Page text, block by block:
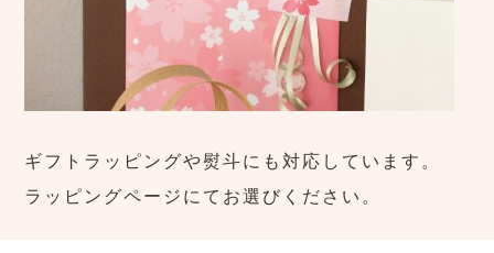
ギフトラッピングや熨斗にも対応しています。
ラッピングページにてお選びください。